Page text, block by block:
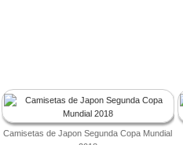
Camisetas de Japon Segunda Copa Mundial